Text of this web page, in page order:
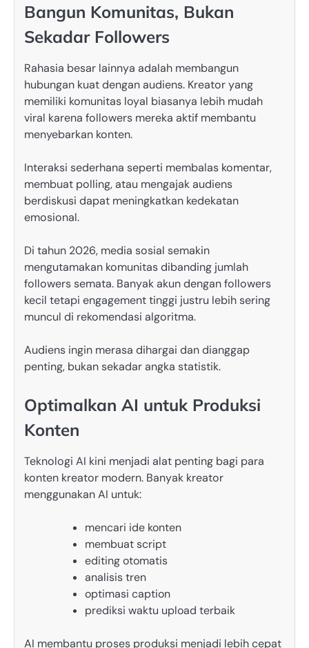
Bangun Komunitas, Bukan
Sekadar Followers
Rahasia besar lainnya adalah membangun
hubungan kuat dengan audiens. Kreator yang
memiliki komunitas loyal biasanya lebih mudah
viral karena followers mereka aktif membantu
menyebarkan konten.
Interaksi sederhana seperti membalas komentar,
membuat polling, atau mengajak audiens
berdiskusi dapat meningkatkan kedekatan
emosional.
Di tahun 2026, media sosial semakin
mengutamakan komunitas dibanding jumlah
followers semata. Banyak akun dengan followers
kecil tetapi engagement tinggi justru lebih sering
muncul di rekomendasi algoritma.
Audiens ingin merasa dihargai dan dianggap
penting, bukan sekadar angka statistik.
Optimalkan AI untuk Produksi
Konten
Teknologi AI kini menjadi alat penting bagi para
konten kreator modern. Banyak kreator
menggunakan AI untuk:
mencari ide konten
membuat script
editing otomatis
analisis tren
optimasi caption
prediksi waktu upload terbaik
AI membantu proses produksi menjadi lebih cepat